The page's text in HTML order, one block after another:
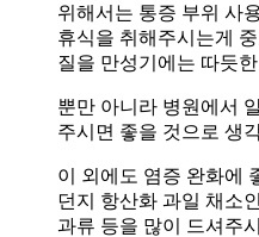
위해서는 통증 부위 사
휴식을 취해주시는게
질을 만성기에는 따듯
뿐만 아니라 병원에서
주시면 좋을 것으로 생
이 외에도 염증 완화에
던지 항산화 과일 채소
과류 등을 많이 드셔주